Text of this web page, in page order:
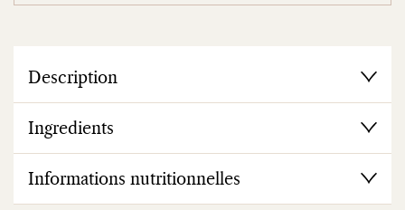
Description
Ingredients
Informations nutritionnelles